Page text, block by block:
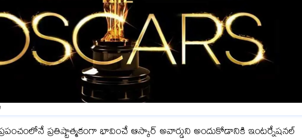
ప్రతిష్టాత్మకంగా భావించే ఆస్కార్ అవార్డుని అందుకోడానికి ఇంటర్నేషనల్